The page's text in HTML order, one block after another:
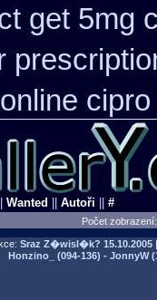
get 5mg
Wanted Autoři #
Počet
Sraz Z�wisl�k? 15.10.2005
Honzino_ (094-136) - JonnyW